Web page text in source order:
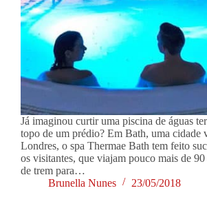
Já imaginou curtir uma piscina de águas
topo de um prédio? Em Bath, uma cidade
Londres, o spa Thermae Bath tem feito
os visitantes, que viajam pouco mais de
de trem para…
Brunella Nunes
23/05/2018